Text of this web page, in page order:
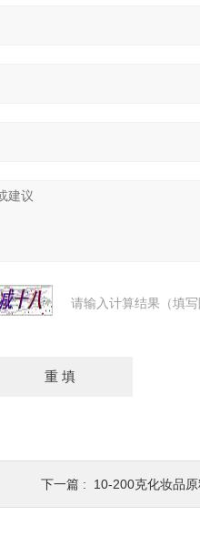
请输入计算结果（填
下一篇 : 10-200克化妆品